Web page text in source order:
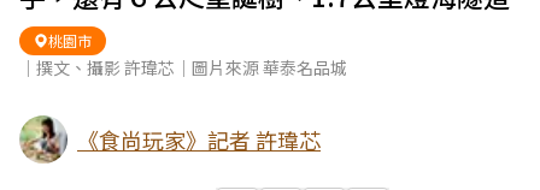
桃園市
｜撰文、攝影 許瑋芯｜圖片來源 華泰名品城
《食尚玩家》記者 許瑋芯